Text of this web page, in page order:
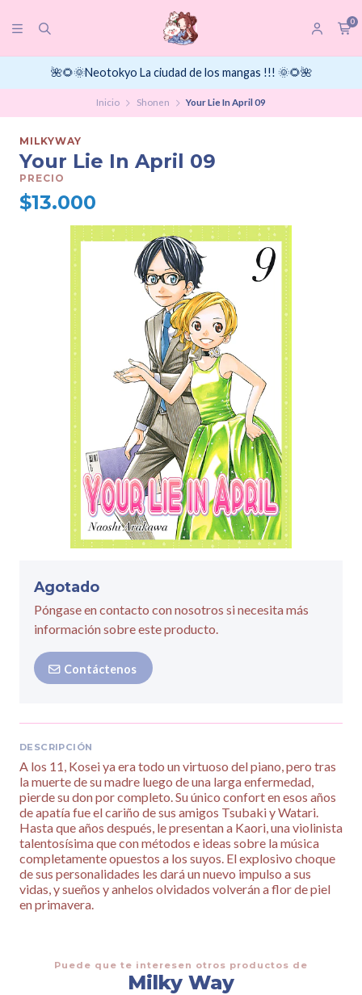
0
🌺🌻🌞Neotokyo La ciudad de los mangas !!! 🌞🌻🌺
Inicio Shonen Your Lie In April 09
MILKYWAY
Your Lie In April 09
PRECIO
$13.000
Agotado
Póngase en contacto con nosotros si necesita más
información sobre este producto.
Contáctenos
DESCRIPCIÓN
A los 11, Kosei ya era todo un virtuoso del piano, pero tras
la muerte de su madre luego de una larga enfermedad,
pierde su don por completo. Su único confort en esos años
de apatía fue el cariño de sus amigos Tsubaki y Watari.
Hasta que años después, le presentan a Kaori, una violinista
talentosísima que con métodos e ideas sobre la música
completamente opuestos a los suyos. El explosivo choque
de sus personalidades les dará un nuevo impulso a sus
vidas, y sueños y anhelos olvidados volverán a flor de piel
en primavera.
Puede que te interesen otros productos de
Milky Way